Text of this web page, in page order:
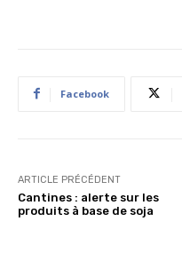
Facebook
ARTICLE PRÉCÉDENT
Cantines : alerte sur les
produits à base de soja